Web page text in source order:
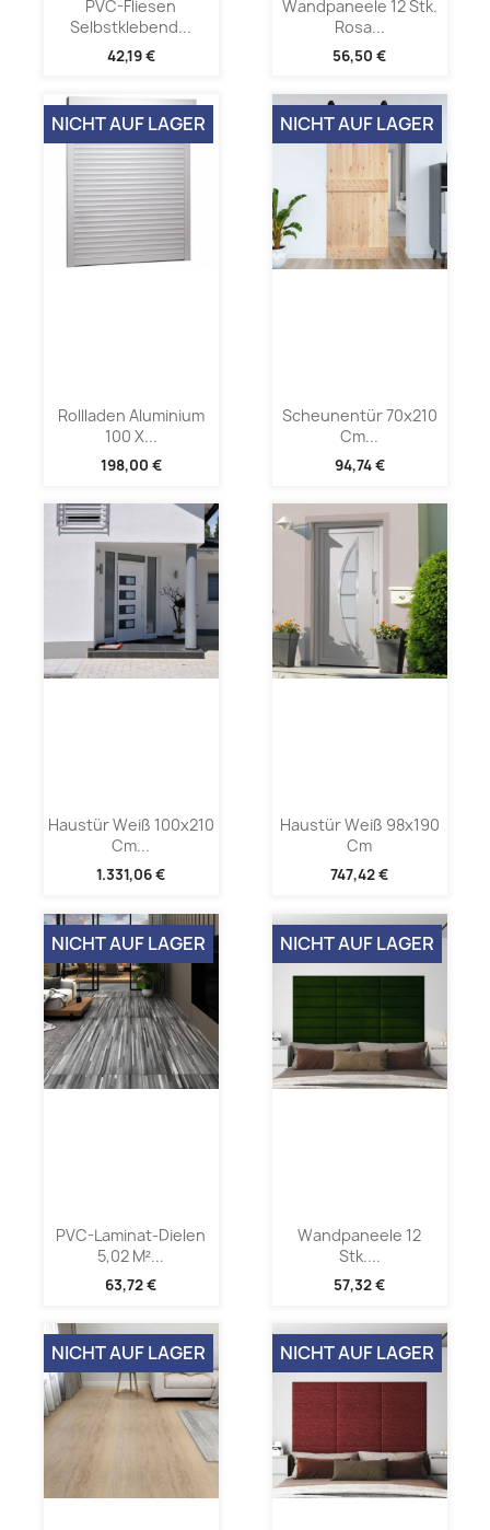
PVC-Fliesen
Selbstklebend...
42,19 €
Wandpaneele 12 Stk.
Rosa...
56,50 €
Rollladen Aluminium
100 X...
198,00 €
NICHT AUF LAGER
Scheunentür 70x210
Cm...
94,74 €
NICHT AUF LAGER
Haustür Weiß 100x210
Cm...
1.331,06 €
Haustür Weiß 98x190
Cm
747,42 €
PVC-Laminat-Dielen
5,02 M²...
63,72 €
NICHT AUF LAGER
Wandpaneele 12
Stk....
57,32 €
NICHT AUF LAGER
NICHT AUF LAGER NICHT AUF LAGER